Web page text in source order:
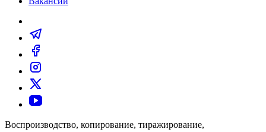
Воспроизводство, копирование, тиражирование,